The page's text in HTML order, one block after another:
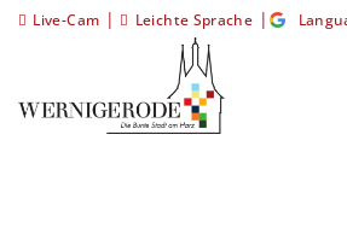
Live-Cam | Leichte Sprache |